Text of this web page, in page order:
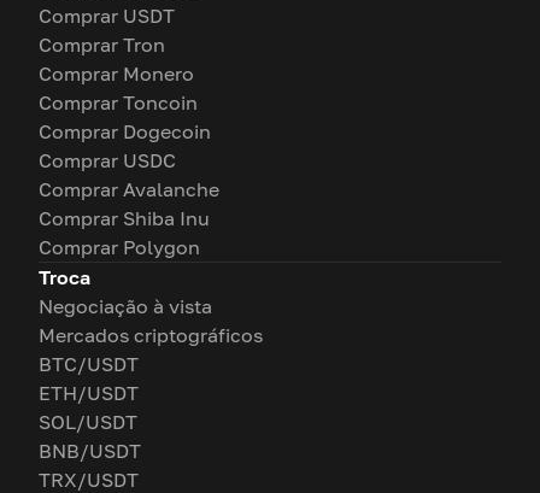
Comprar USDT
Comprar Tron
Comprar Monero
Comprar Toncoin
Comprar Dogecoin
Comprar USDC
Comprar Avalanche
Comprar Shiba Inu
Comprar Polygon
Troca
Negociação à vista
Mercados criptográficos
BTC/USDT
ETH/USDT
SOL/USDT
BNB/USDT
TRX/USDT